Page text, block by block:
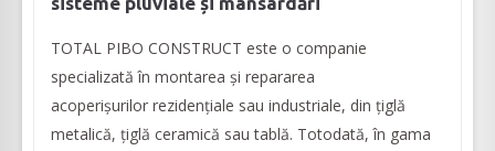
TOTAL PIBO CONSTRUCT este o companie
specializată în montarea și repararea
acoperișurilor rezidențiale sau industriale, din țiglă
metalică, țiglă ceramică sau tablă. Totodată, în gama